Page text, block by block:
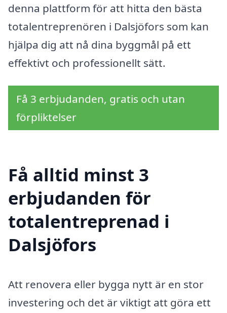
denna plattform för att hitta den bästa
totalentreprenören i Dalsjöfors som kan
hjälpa dig att nå dina byggmål på ett
effektivt och professionellt sätt.
Få 3 erbjudanden, gratis och utan
förpliktelser
Få alltid minst 3
erbjudanden för
totalentreprenad i
Dalsjöfors
Att renovera eller bygga nytt är en stor
investering och det är viktigt att göra ett